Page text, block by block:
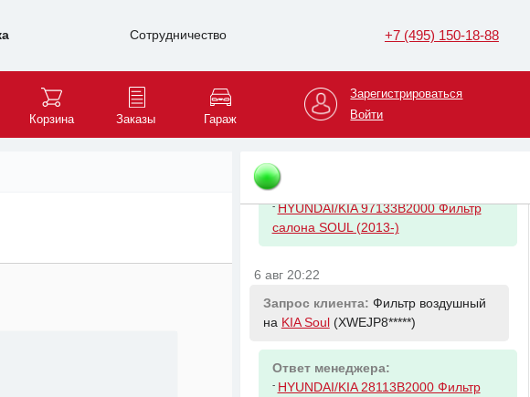
Сотрудничество +7 (495) 150-18-88
Корзина Заказы Гараж
Зарегистрироваться
Войти
HYUNDAI/KIA 2630035505 Фильтр
6 авг 20:22
Запрос клиента:Фильтр салона на
Ответ менеджера:
-HYUNDAI/KIA 97133B2000 Фильтр
салона SOUL (2013-)
6 авг 20:22
Запрос клиента: Фильтр воздушный
на KIA Soul (XWEJP8*****)
Ответ менеджера:
- HYUNDAI/KIA 28113B2000 Фильтр